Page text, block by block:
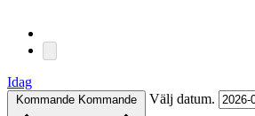
Idag
Kommande Kommande Välj datum.